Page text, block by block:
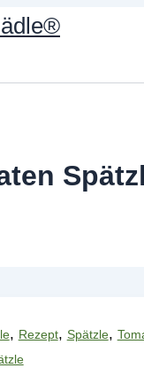
, Rezept, Spätzle,